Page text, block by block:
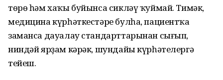
төрө һәм хаҡы буйынса сикләү ҡуймай. Тимәк,
медицина күрһәткестәре булһа, пациентҡа
заманса дауалау стандарттарынан сығып,
ниндәй ярҙам кәрәк, шундайы күрһәтелергә
тейеш.